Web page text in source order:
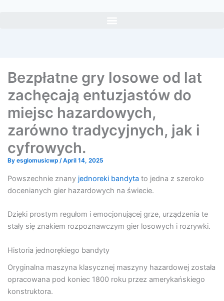
Bezpłatne gry losowe od lat
zachęcają entuzjastów do
miejsc hazardowych,
zarówno tradycyjnych, jak i
cyfrowych.
By esglomusicwp /April 14, 2025
Powszechnie znany jednoreki bandyta to jedna z szeroko
docenianych gier hazardowych na świecie.
Dzięki prostym regułom i emocjonującej grze, urządzenia te
stały się znakiem rozpoznawczym gier losowych i rozrywki.
Historia jednorękiego bandyty
Oryginalna maszyna klasycznej maszyny hazardowej została
opracowana pod koniec 1800 roku przez amerykańskiego
konstruktora.